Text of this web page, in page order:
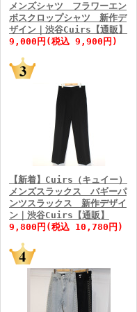
FINEBOYS2026年4月号
FINEBOYS2026年3月号
FINEBOYS2026年2月号
メンズシャツ フラワーエン
ボスクロップシャツ 新作デ
ザイン｜渋谷Cuirs【通販】
9,000円(税込 9,900円)
【新着】Cuirs（キュイー）
メンズスラックス バギーパ
ンツスラックス 新作デザイ
ン｜渋谷Cuirs【通販】
9,800円(税込 10,780円)